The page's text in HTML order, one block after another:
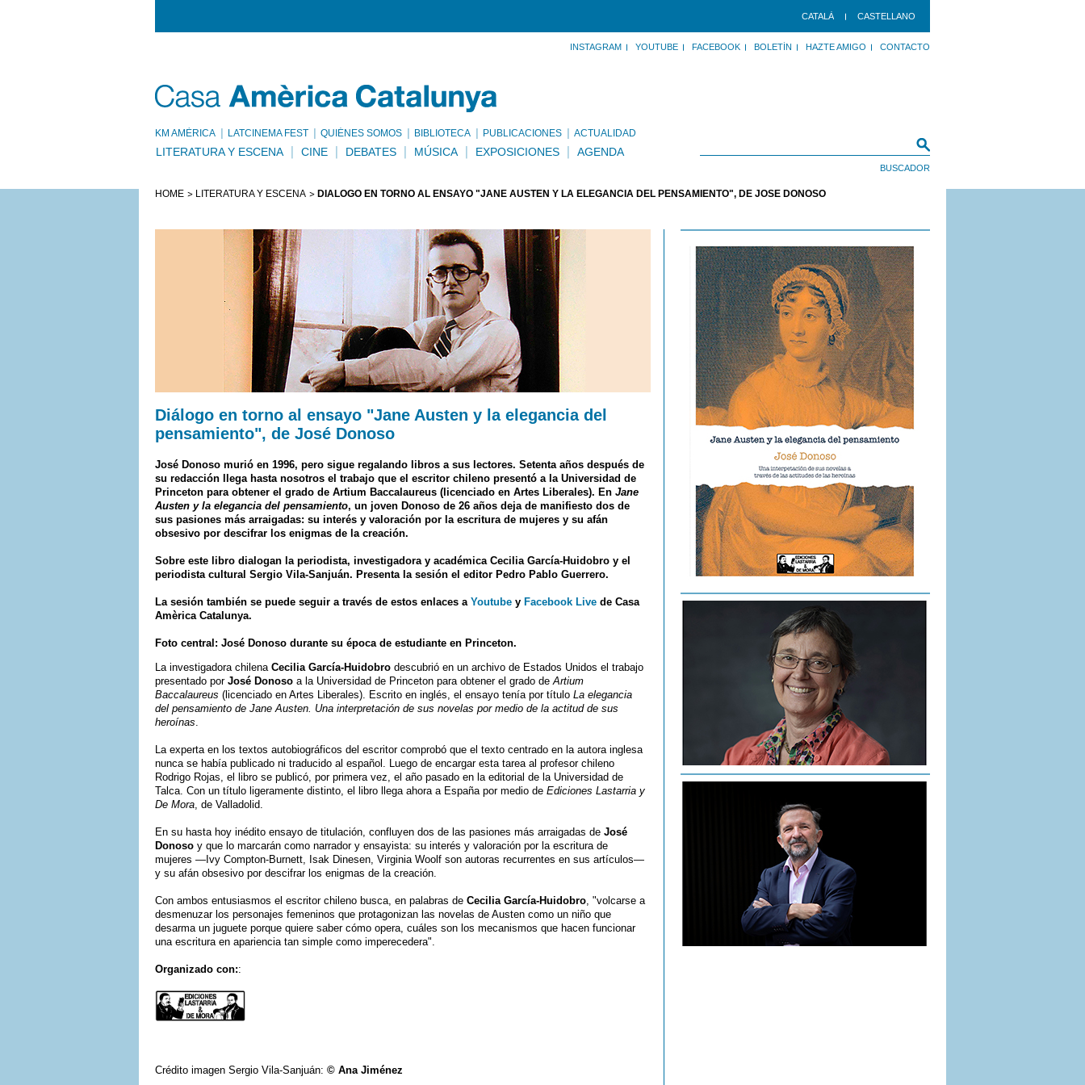
CATALÀ CASTELLANO
INSTAGRAM YOUTUBE FACEBOOK BOLETÍN HAZTE AMIGO CONTACTO
KM AMÈRICA LATCINEMA FEST QUIÉNES SOMOS BIBLIOTECA PUBLICACIONES ACTUALIDAD
LITERATURA Y ESCENA CINE DEBATES MÚSICA EXPOSICIONES AGENDA
HOME LITERATURA Y ESCENA DIÁLOGO EN TORNO AL ENSAYO "JANE AUSTEN Y LA ELEGANCIA DEL PENSAMIENTO", DE JOSÉ DONOSO
Diálogo en torno al ensayo "Jane Austen y la elegancia del
pensamiento", de José Donoso
José Donoso murió en 1996, pero sigue regalando libros a sus lectores. Setenta años después de
su redacción llega hasta nosotros el trabajo que el escritor chileno presentó a la Universidad de
Princeton para obtener el grado de Artium Baccalaureus (licenciado en Artes Liberales). En Jane
Austen y la elegancia del pensamiento, un joven Donoso de 26 años deja de manifiesto dos de
sus pasiones más arraigadas: su interés y valoración por la escritura de mujeres y su afán
obsesivo por descifrar los enigmas de la creación.
Sobre este libro dialogan la periodista, investigadora y académica Cecilia García-Huidobro y el
periodista cultural Sergio Vila-Sanjuán. Presenta la sesión el editor Pedro Pablo Guerrero.
La sesión también se puede seguir a través de estos enlaces a Youtube y Facebook Live de Casa
Amèrica Catalunya.
Foto central: José Donoso durante su época de estudiante en Princeton.
La investigadora chilena Cecilia García-Huidobro descubrió en un archivo de Estados Unidos el trabajo
presentado por José Donoso a la Universidad de Princeton para obtener el grado deArtium
Baccalaureus (licenciado en Artes Liberales). Escrito en inglés, el ensayo tenía por título La elegancia
del pensamiento de Jane Austen. Una interpretación de sus novelas por medio de la actitud de sus
heroínas.
La experta en los textos autobiográficos del escritor comprobó que el texto centrado en la autora inglesa
nunca se había publicado ni traducido al español. Luego de encargar esta tarea al profesor chileno
Rodrigo Rojas, el libro se publicó, por primera vez, el año pasado en la editorial de la Universidad de
Talca. Con un título ligeramente distinto, el libro llega ahora a España por medio de Ediciones Lastarria y
De Mora, de Valladolid.
En su hasta hoy inédito ensayo de titulación, confluyen dos de las pasiones más arraigadas de José
Donoso y que lo marcarán como narrador y ensayista: su interés y valoración por la escritura de
mujeres —Ivy Compton-Burnett, Isak Dinesen, Virginia Woolf son autoras recurrentes en sus artículos—
y su afán obsesivo por descifrar los enigmas de la creación.
Con ambos entusiasmos el escritor chileno busca, en palabras de Cecilia García-Huidobro, "volcarse a
desmenuzar los personajes femeninos que protagonizan las novelas de Austen como un niño que
desarma un juguete porque quiere saber cómo opera, cuáles son los mecanismos que hacen funcionar
una escritura en apariencia tan simple como imperecedera".
Organizado con::
Crédito imagen Sergio Vila-Sanjuán: © Ana Jiménez